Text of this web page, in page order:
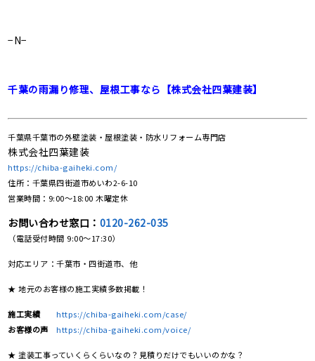
−N−
千葉の雨漏り修理、屋根工事なら【株式会社四葉建装】
千葉県千葉市の外壁塗装・屋根塗装・防水リフォーム専門店
株式会社四葉建装
https://chiba-gaiheki.com/
住所：千葉県四街道市めいわ2-6-10
営業時間：9:00〜18:00 木曜定休
お問い合わせ窓口： 0120-262-035
（電話受付時間 9:00〜17:30）
対応エリア：千葉市・四街道市、他
★ 地元のお客様の施工実績多数掲載！
施工実績
https://chiba-gaiheki.com/case/
お客様の声
https://chiba-gaiheki.com/voice/
★ 塗装工事っていくらくらいなの？見積りだけでもいいのかな？